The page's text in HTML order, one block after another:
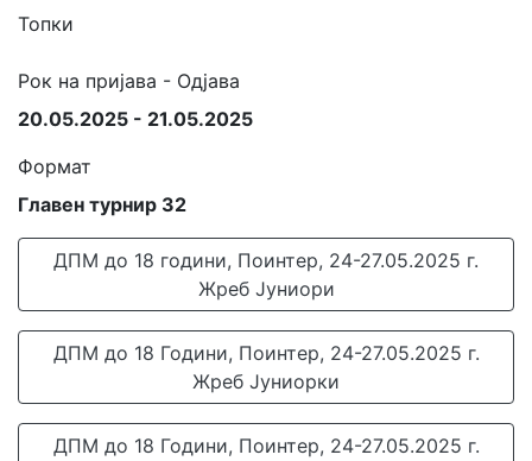
Топки
Рок на пријава - Одјава
20.05.2025 - 21.05.2025
Формат
Главен турнир 32
ДПМ до 18 години, Поинтер, 24-27.05.2025 г.
Жреб Јуниори
ДПМ до 18 Години, Поинтер, 24-27.05.2025 г.
Жреб Јуниорки
ДПМ до 18 Години, Поинтер, 24-27.05.2025 г.